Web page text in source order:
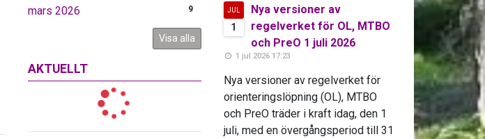
mars 2026 9
Visa alla
AKTUELLT
JUL
1
Nya versioner av
regelverket för OL, MTBO
och PreO 1 juli 2026
1 jul 2026 17:23
Nya versioner av regelverket för
orienteringslöpning (OL), MTBO
och PreO träder i kraft idag, den 1
juli, med en övergångsperiod till 31